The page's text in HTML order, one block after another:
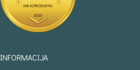
INFORMACIJA